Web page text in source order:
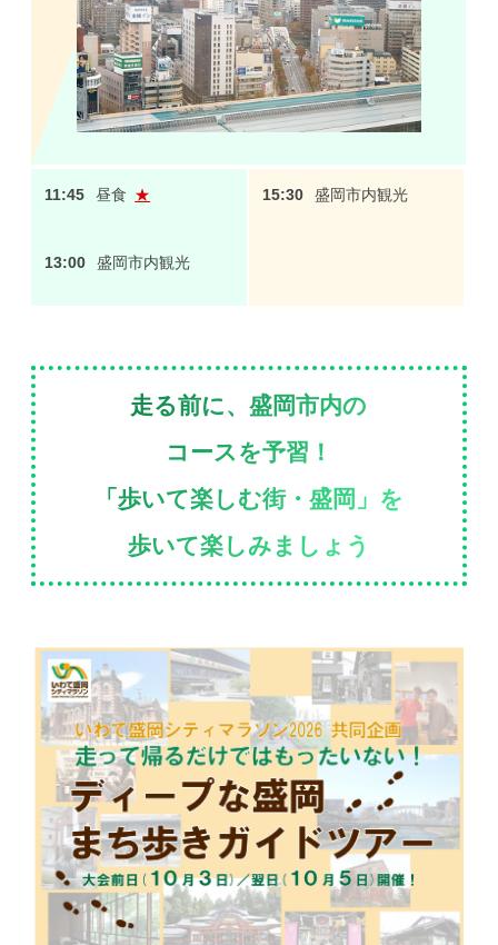
11:45 昼食 ★
13:00 盛岡市内観光
15:30 盛岡市内観光
走る前に、盛岡市内の
コースを予習！
「歩いて楽しむ街・盛岡」を
歩いて楽しみましょう